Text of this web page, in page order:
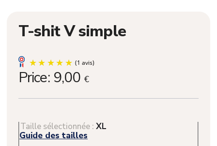
T-shit V simple
Price: 9,00 €
Taille sélectionnée : XL
Guide des tailles